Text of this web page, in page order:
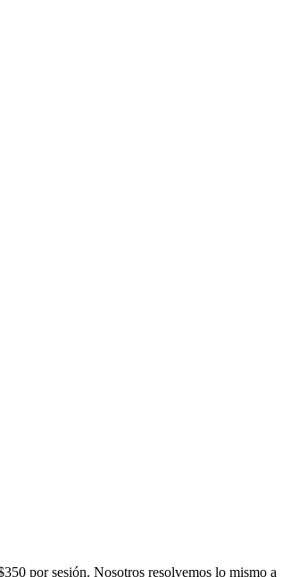
por sesión. Nosotros resolvemos lo mismo a